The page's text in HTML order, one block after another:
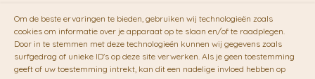
Om de beste ervaringen te bieden, gebruiken wij technologieën zoals
cookies om informatie over je apparaat op te slaan en/of te raadplegen.
Door in te stemmen met deze technologieën kunnen wij gegevens zoals
surfgedrag of unieke ID's op deze site verwerken. Als je geen toestemming
geeft of uw toestemming intrekt, kan dit een nadelige invloed hebben op
RADIJS werkt samen met de duurzame bezorgdienst
vanFietskoeriers.nl. Pakketten (mits voorradig) voor
10.00 uur besteld op een doordeweekse dag,
bezorgen zij soms nog op dezelfde dag in de